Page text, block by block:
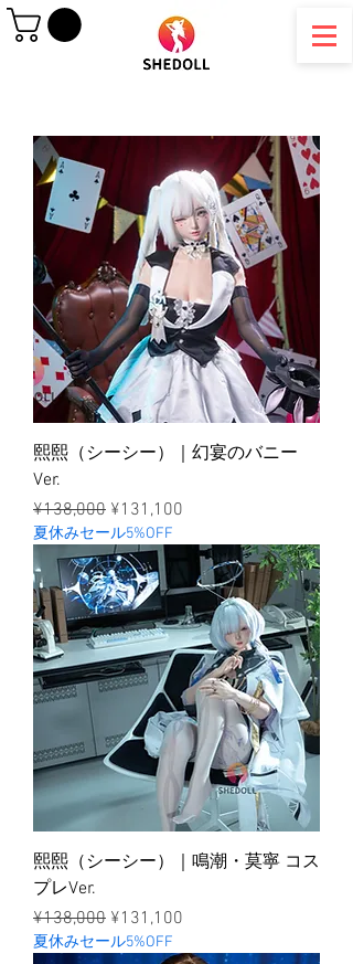
熙熙（シーシー）｜幻宴のバニー
Ver.
ราคาปกติ
¥138,000 ราคาขายลด
¥131,100
夏休みセール5%OFF
熙熙（シーシー）｜鳴潮・莫寧 コス
プレVer.
ราคาปกติ
¥138,000 ราคาขายลด
¥131,100
夏休みセール5%OFF